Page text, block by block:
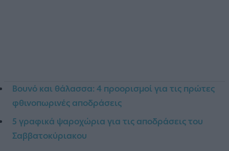
Βουνό και θάλασσα: 4 προορισμοί για τις πρώτες
φθινοπωρινές αποδράσεις
5 γραφικά ψαροχώρια για τις αποδράσεις του
Σαββατοκύριακου